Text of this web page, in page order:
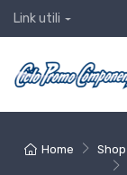
Link utili
Home Shop